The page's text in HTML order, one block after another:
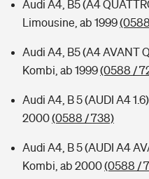
Audi A4, B5 (A4
Limousine, ab 1999
Audi A4, B5 (A4 AVANT
Kombi, ab 1999(0588 /
Audi A4, B 5 (AUDI A4
2000(0588 / 738)
Audi A4, B 5 (AUDI A4
Kombi, ab 2000(0588 /